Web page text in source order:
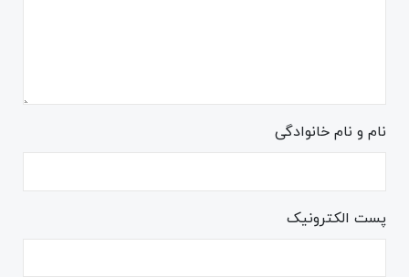
نام و نام خانوادگی
پست الکترونیک